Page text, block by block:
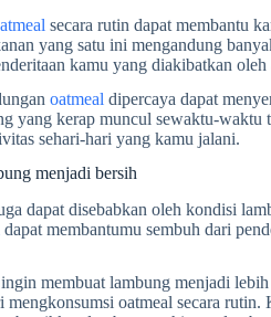
secara rutin dapat membantu
yang satu ini mengandung
kamu yang diakibatkan oleh
oatmeal dipercaya dapat
yang kerap muncul sewaktu-waktu
sehari-hari yang kamu jalani.
menjadi bersih
dapat disebabkan oleh kondisi
dapat membantumu sembuh dari
membuat lambung menjadi
mengkonsumsi oatmeal secara